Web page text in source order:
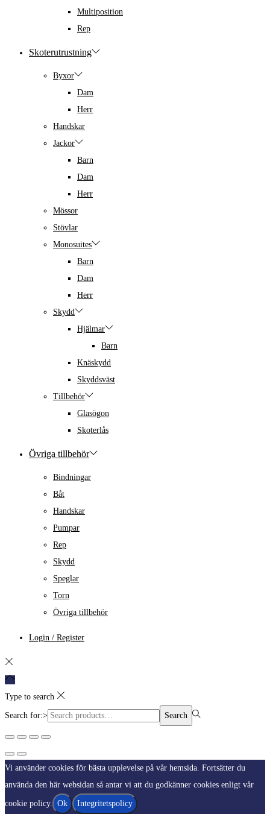
Multiposition
Rep
Skoterutrustning
Byxor
Dam
Herr
Handskar
Jackor
Barn
Dam
Herr
Mössor
Stövlar
Monosuites
Barn
Dam
Herr
Skydd
Hjälmar
Barn
Knäskydd
Skyddsväst
Tillbehör
Glasögon
Skoterlås
Övriga tillbehör
Bindningar
Båt
Handskar
Pumpar
Rep
Skydd
Speglar
Torn
Övriga tillbehör
Login / Register
Type to search
Search for:> Search
Vi använder cookies för bästa upplevelse på vår hemsida. Fortsätter du
använda den här websidan så antar vi att du godkänner cookies enligt vår
cookie policy. Ok Integritetspolicy